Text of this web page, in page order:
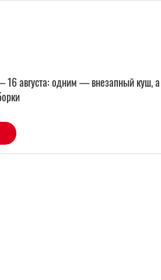
16 августа: одним — внезапный куш, а